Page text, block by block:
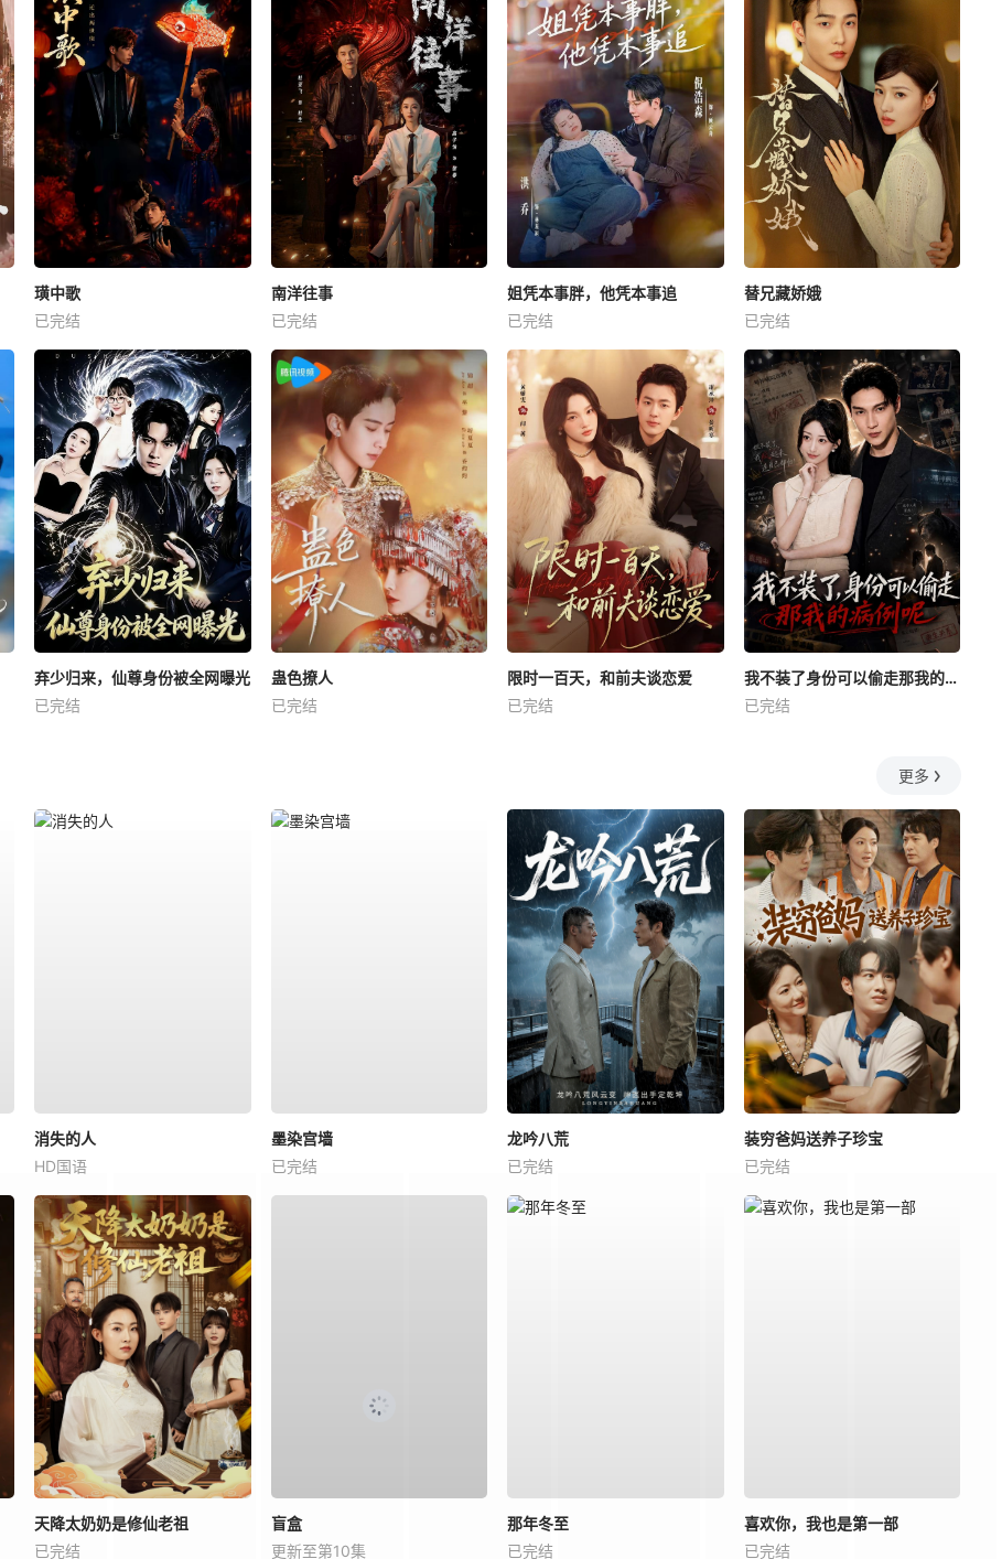
璜中歌
已完结
南洋往事
已完结
姐凭本事胖，他凭本事追
已完结
替兄藏娇娥
已完结
弃少归来，仙尊身份被全网曝光
已完结
蛊色撩人
已完结
限时一百天，和前夫谈恋爱
已完结
我不装了身份可以偷走那我的病例呢
已完结
更多
消失的人
HD国语
墨染宫墙
已完结
龙吟八荒
已完结
装穷爸妈送养子珍宝
已完结
天降太奶奶是修仙老祖
已完结
盲盒
更新至第10集
那年冬至
已完结
喜欢你，我也是第一部
已完结